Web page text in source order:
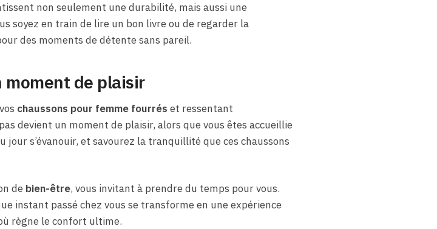
non seulement une durabilité, mais aussi une
soyez en train de lire un bon livre ou de regarder la
des moments de détente sans pareil.
moment de plaisir
chaussons pour femme fourrés et ressentant
devient un moment de plaisir, alors que vous êtes accueillie
s’évanouir, et savourez la tranquillité que ces chaussons
de bien-être, vous invitant à prendre du temps pour vous.
instant passé chez vous se transforme en une expérience
règne le confort ultime.